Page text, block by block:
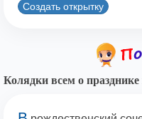
Создать открытку
Колядки всем о